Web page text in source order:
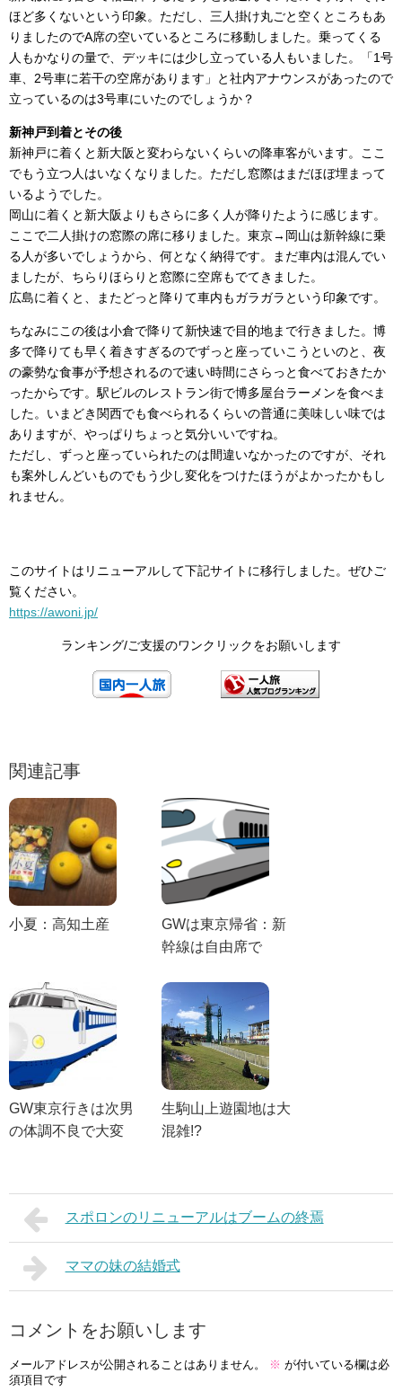
ほど多くないという印象。ただし、三人掛け丸ごと空くところもあ
りましたのでA席の空いているところに移動しました。乗ってくる
人もかなりの量で、デッキには少し立っている人もいました。「1号
車、2号車に若干の空席があります」と社内アナウンスがあったので
立っているのは3号車にいたのでしょうか？
新神戸到着とその後
新神戸に着くと新大阪と変わらないくらいの降車客がいます。ここ
でもう立つ人はいなくなりました。ただし窓際はまだほぼ埋まって
いるようでした。
岡山に着くと新大阪よりもさらに多く人が降りたように感じます。
ここで二人掛けの窓際の席に移りました。東京→岡山は新幹線に乗
る人が多いでしょうから、何となく納得です。まだ車内は混んでい
ましたが、ちらりほらりと窓際に空席もでてきました。
広島に着くと、またどっと降りて車内もガラガラという印象です。
ちなみにこの後は小倉で降りて新快速で目的地まで行きました。博
多で降りても早く着きすぎるのでずっと座っていこうといのと、夜
の豪勢な食事が予想されるので速い時間にさらっと食べておきたか
ったからです。駅ビルのレストラン街で博多屋台ラーメンを食べま
した。いまどき関西でも食べられるくらいの普通に美味しい味では
ありますが、やっぱりちょっと気分いいですね。
ただし、ずっと座っていられたのは間違いなかったのですが、それ
も案外しんどいものでもう少し変化をつけたほうがよかったかもし
れません。
このサイトはリニューアルして下記サイトに移行しました。ぜひご
覧ください。
https://awoni.jp/
ランキング/ご支援のワンクリックをお願いします
関連記事
小夏：高知土産
GWは東京帰省：新
幹線は自由席で
GW東京行きは次男
の体調不良で大変
生駒山上遊園地は大
混雑!?
スポロンのリニューアルはブームの終焉
ママの妹の結婚式
コメントをお願いします
メールアドレスが公開されることはありません。 ※ が付いている欄は必
須項目です